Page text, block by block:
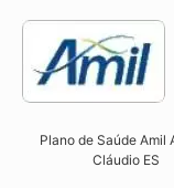
Plano de Saúde Amil
Cláudio ES